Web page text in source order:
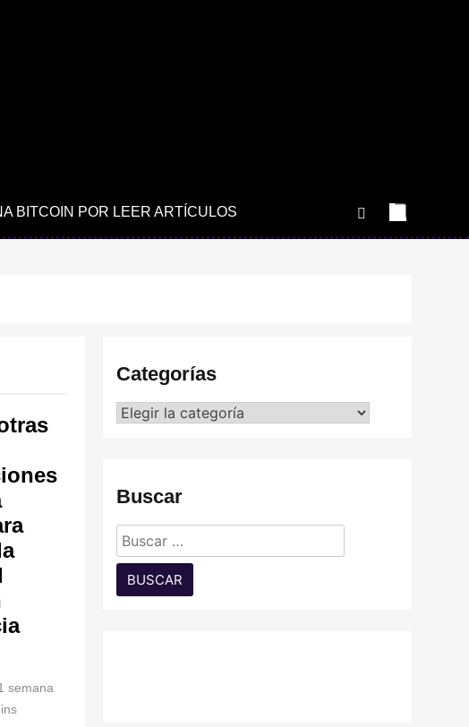
BITCOIN POR LEER ARTÍCULOS
semana
Categorías
Categorías
Buscar
Buscar: